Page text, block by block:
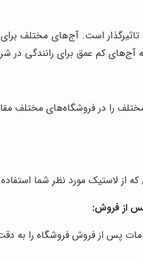
تاثیرگذار است. آج‌های مختلف
آج‌های کم عمق برای رانندگی
را در فروشگاه‌های مختلف
که از لاستیک مورد نظر شما
از فروش:
پس از فروش فروشگاه را به